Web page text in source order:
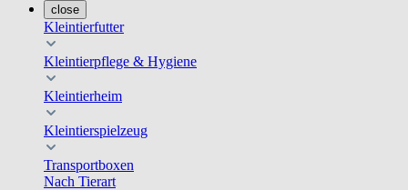
close
Kleintierfutter
Kleintierpflege & Hygiene
Kleintierheim
Kleintierspielzeug
Transportboxen
Nach Tierart